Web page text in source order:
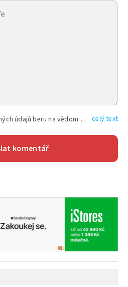
Vyplněním shora uvedených údajů beru na vědomí, že společnost TEXT FACTORY s.r.o., sídlem Brno, Durďákova 336/29, Černá Pole, PSČ: 613 00, IČ: 06157831, zapsané u Krajského soudu v Brně, oddíl C, vložka 100399, bude zpracovávat mé osobní údaje uvedené v rámci mnou vyplněného registračního formuláře na základě oprávněných zájmů TEXT FACTORY s.r.o. dle čl. 6 odst. 1 písm. f) GDPR a pro splnění právních povinností (čl. 6 odst. 1 písm. c) GDPR), a to pro tyto účely: nezbytnost zajistit oprávnění návštěvníka webových stránek provozovaných společností TEXT FACTORY s.r.o. přispívat aktivně ke zveřejněným článkům nebo v rámci diskusních fór a výkon práv TEXT FACTORY s.r.o. jako administrátora těchto diskusních fór. Více informací o zpracování osobních údajů a právech lze nalézt v celý text